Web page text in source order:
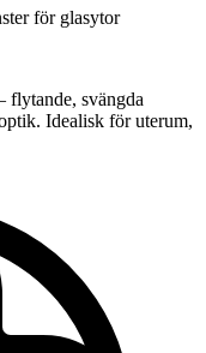
för glasytor
flytande, svängda
Idealisk för uterum,